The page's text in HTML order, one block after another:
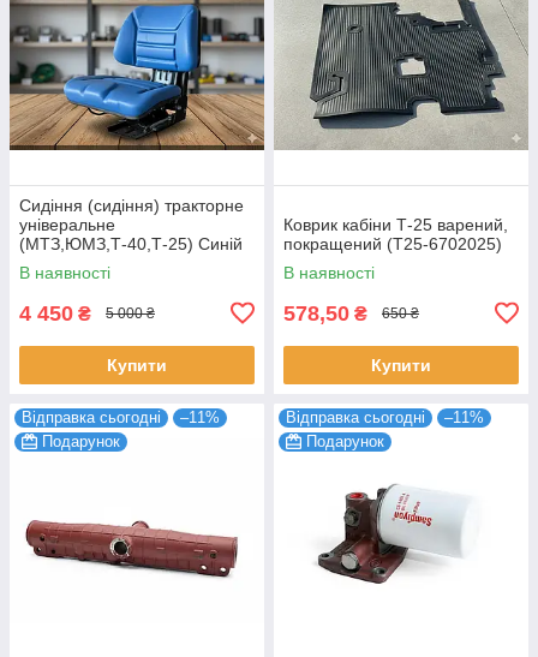
Сидіння (сидіння) тракторне
універальне
(МТЗ,ЮМЗ,Т-40,Т-25) Синій
колір
В наявності
4 450 ₴ 5 000 ₴
Купити
Коврик кабіни Т-25 варений,
покращений (Т25-6702025)
В наявності
578,50 ₴ 650 ₴
Купити
Відправка сьогодні
–11%
Подарунок
Відправка сьогодні
–11%
Подарунок